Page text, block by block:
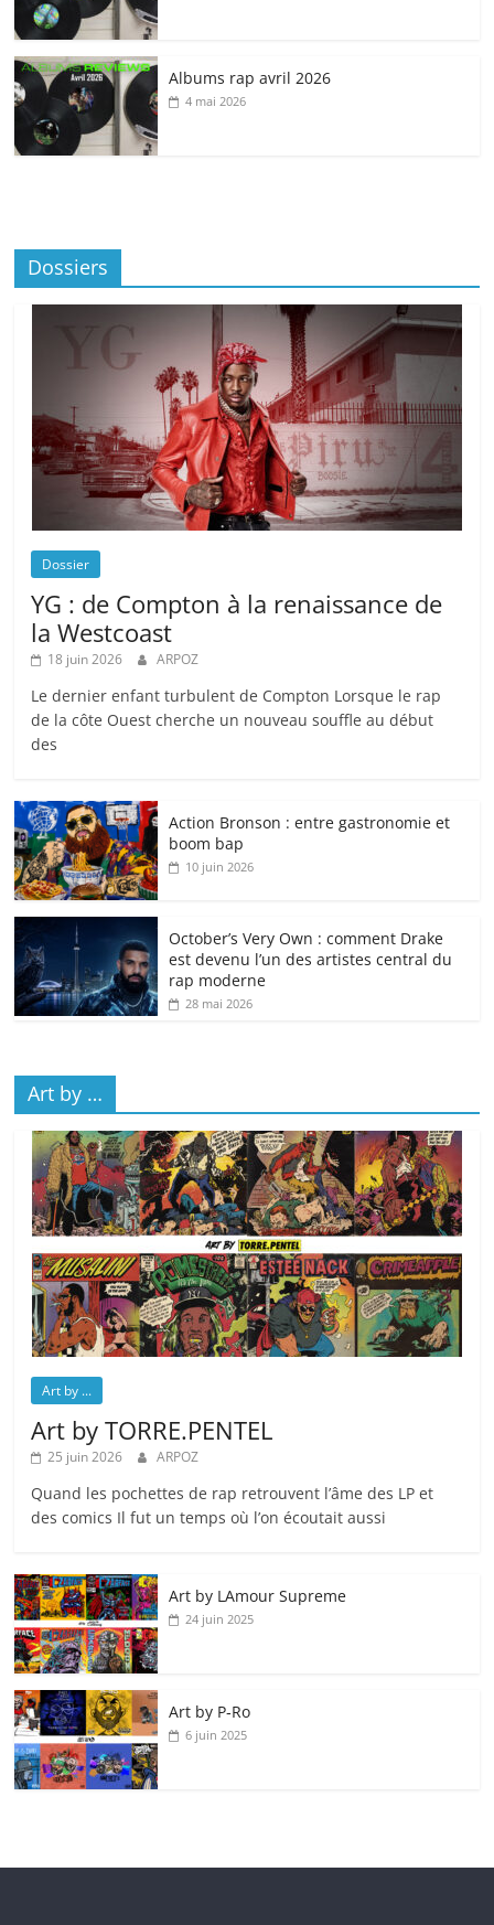
Albums rap avril 2026
4 mai 2026
Dossiers
Dossier
YG : de Compton à la renaissance de
la Westcoast
18 juin 2026 ARPOZ
Le dernier enfant turbulent de Compton Lorsque le rap
de la côte Ouest cherche un nouveau souffle au début
des
Action Bronson : entre gastronomie et
boom bap
10 juin 2026
October’s Very Own : comment Drake
est devenu l’un des artistes central du
rap moderne
28 mai 2026
Art by …
Art by ...
Art by TORRE.PENTEL
25 juin 2026 ARPOZ
Quand les pochettes de rap retrouvent l’âme des LP et
des comics Il fut un temps où l’on écoutait aussi
Art by LAmour Supreme
24 juin 2025
Art by P‑Ro
6 juin 2025